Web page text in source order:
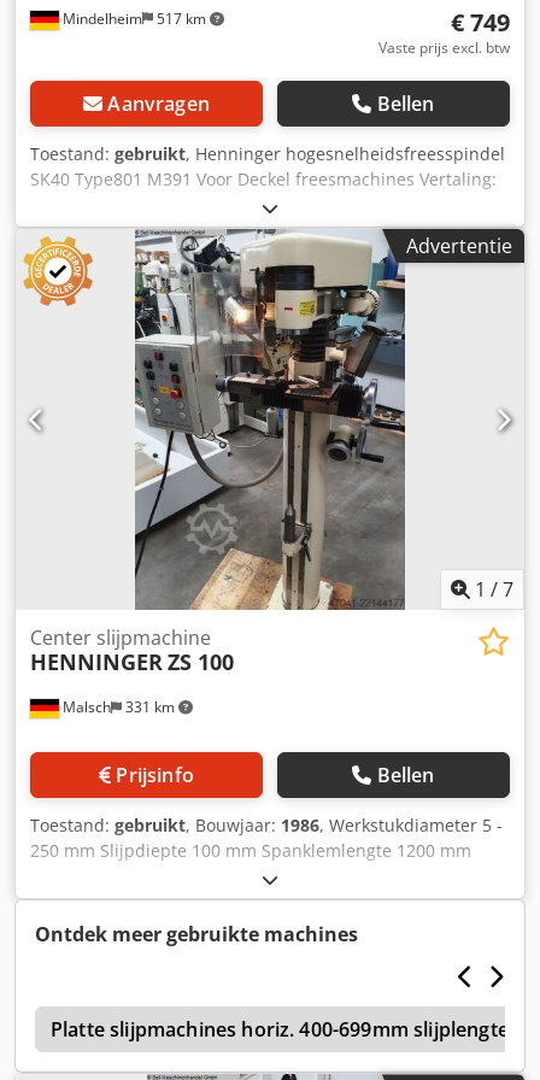
Mindelheim 517 km € 749
Vaste prijs excl. btw
Aanvragen Bellen
Toestand: gebruikt, Henninger hogesnelheidsfreesspindel
SK40 Type801 M391 Voor Deckel freesmachines Vertaling:
1:6 Max. snelheid: 12.000 tpm Dedpfx Ahjvygxnjnskr
Continue snelheid: 10.000 tpm Temperatuur: ca. 60°C met
gereedschap over: ø 12 mm Met 14 spantangen klembereik
2 - 15 mm
Advertentie
1 /7
Malsch 331 km
Center slijpmachine
HENNINGERZS 100
Prijsinfo Bellen
Toestand: gebruikt, Bouwjaar: 1986, Werkstukdiameter 5 -
250 mm Slijpdiepte 100 mm Spanklemlengte 1200 mm
Spiltoerental: 13600 / 27200 Slijpbereik 10 - 50 mm
Machinegewicht ca. 1,2 t Benodigde ruimte ca. 1,2 x 1,0 x
2,0 m Dsdezd Hgvspfx Ahnjkr
Ontdek meer gebruikte machines
Platte slijpmachines horiz. 400-699mm slijplengte